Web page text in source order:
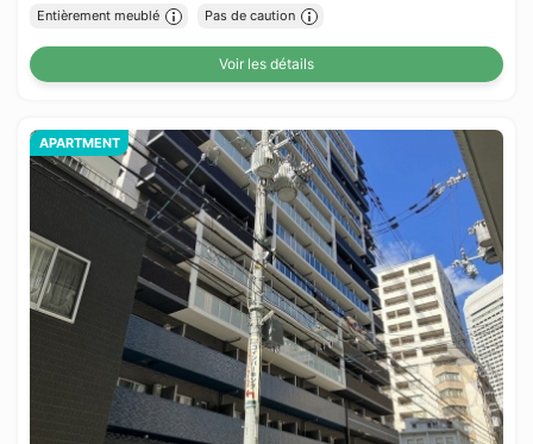
Entièrement meublé Pas de caution
Voir les détails
APARTMENT